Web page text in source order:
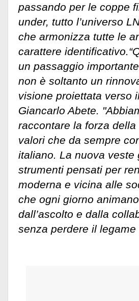
passando per le coppe
under, tutto l’universo
che armonizza tutte le
carattere identificativo.
un passaggio
non è soltanto un
visione proiettata verso
Giancarlo Abete.
raccontare la forza
valori che da sempre
italiano. La nuova veste
strumenti pensati per
moderna e vicina alle
che ogni giorno
dall’ascolto e dalla
senza perdere il